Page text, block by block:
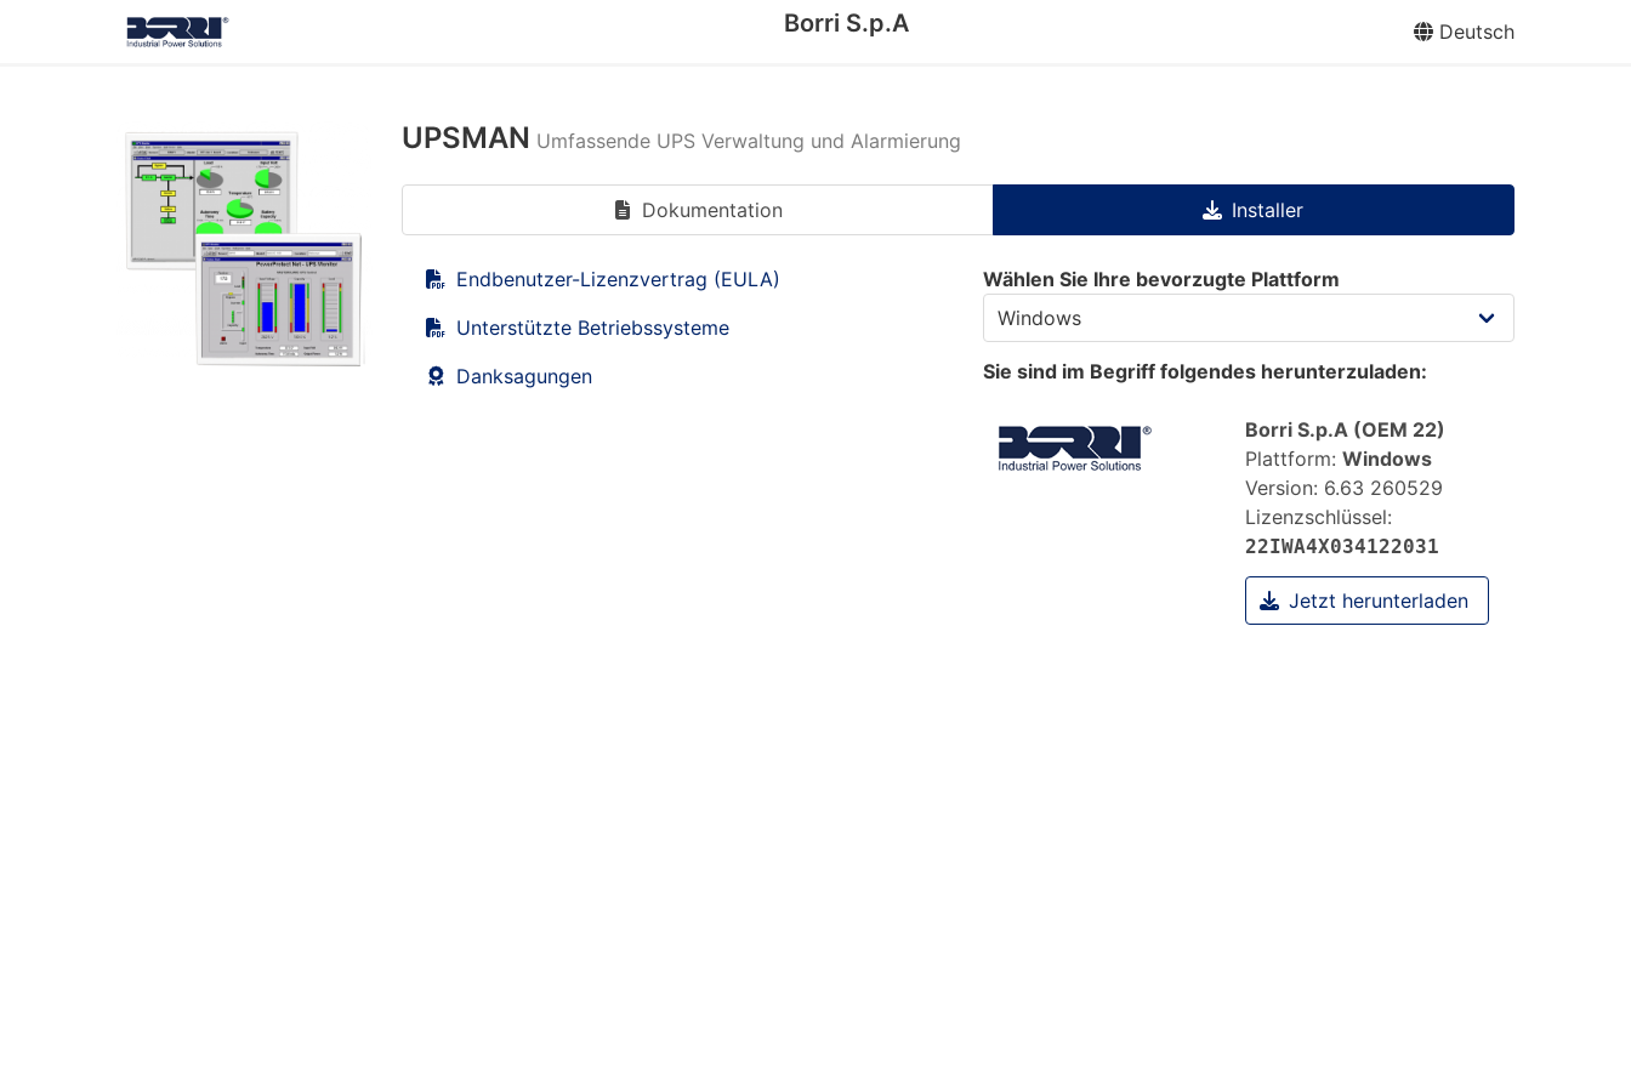
Borri S.p.A Deutsch
UPSMAN Umfassende UPS Verwaltung und Alarmierung
Dokumentation Installer
Endbenutzer-Lizenzvertrag (EULA)
Unterstützte Betriebssysteme
Danksagungen
Wählen Sie Ihre bevorzugte Plattform
Sie sind im Begriff folgendes herunterzuladen:
Borri S.p.A (OEM 22)
Plattform: Windows
Version: 6.63 260529
Lizenzschlüssel:
22IWA4X034122031
Jetzt herunterladen